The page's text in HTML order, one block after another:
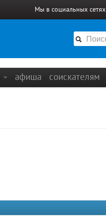
Мы в социальных сетях
афиша соискателям